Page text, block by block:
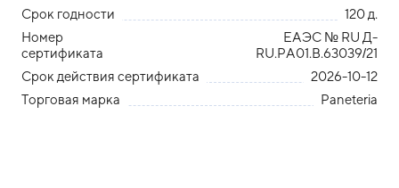
Срок годности
120 д.
Номер
сертификата
ЕАЭС № RU Д-
RU.РА01.В.63039/21
Срок действия сертификата
2026-10-12
Торговая марка
Paneteria